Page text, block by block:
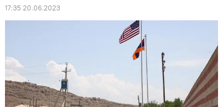
17:35 20.06.2023